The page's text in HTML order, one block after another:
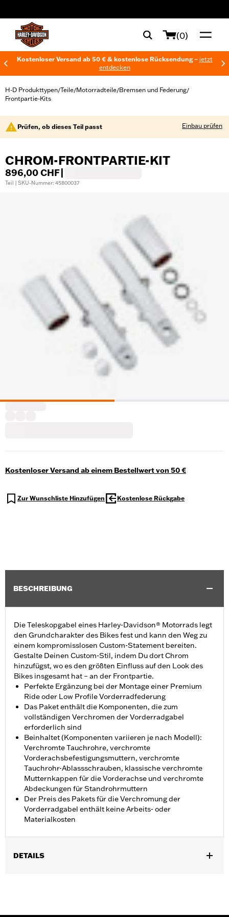
(0)
Kostenloser Versand ab 50 € & kostenlose Rücksendung – jetzt
entdecken
H-D Produkttypen/Teile/Motorradteile/Bremsen und Federung/
Frontpartie-Kits
Prüfen, ob dieses Teil passt Einbau prüfen
CHROM-FRONTPARTIE-KIT
896,00 CHF
Teil | SKU-Nummer: 45800037
Kostenloser Versand ab einem Bestellwert von 50 €
Zur Wunschliste Hinzufügen Kostenlose Rückgabe
BESCHREIBUNG
Die Teleskopgabel eines Harley-Davidson® Motorrads legt
den Grundcharakter des Bikes fest und kann den Weg zu
einem kompromisslosen Custom-Statement bereiten.
Gestalte Deinen Custom-Stil, indem Du dort Chrom
hinzufügst, wo es den größten Einfluss auf den Look des
Bikes insgesamt hat – an der Frontpartie.
Perfekte Ergänzung bei der Montage einer Premium
Ride oder Low Profile Vorderradfederung
Das Paket enthält die Komponenten, die zum
vollständigen Verchromen der Vorderradgabel
erforderlich sind
Beinhaltet (Komponenten variieren je nach Modell):
Verchromte Tauchrohre, verchromte
Vorderachsbefestigungsmuttern, verchromte
Tauchrohr-Ablassschrauben, klassische verchromte
Mutternkappen für die Vorderachse und verchromte
Abdeckungen für Standrohrmuttern
Der Preis des Pakets für die Verchromung der
Vorderradgabel enthält keine Arbeits- oder
Materialkosten
DETAILS